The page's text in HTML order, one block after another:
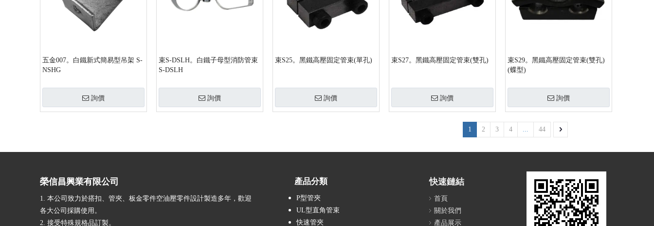
五金007。白鐵新式簡易型吊架 S-
NSHG
詢價
束S-DSLH。白鐵子母型消防管束
S-DSLH
詢價
束S25。黑鐵高壓固定管束(單孔)
詢價
束S27。黑鐵高壓固定管束(雙孔)
詢價
束S29。黑鐵高壓固定管束(雙孔)
(蝶型)
詢價
1 2 3 4 ... 44
榮信昌興業有限公司
1. 本公司致力於搭扣、管夾、板金零件空油壓零件設計製造多年，歡迎
各大公司採購使用。
2. 接受特殊規格品訂製。
產品分類
P型管夾
UL型直角管束
快速管夾
快速鏈結
首頁
關於我們
產品展示